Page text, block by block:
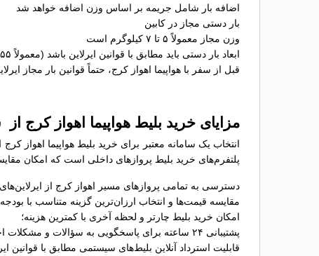
اضافه بار شامل جریمه بر اساس وزن اضافه خواهد شد
بار دستی مجاز در کابین
وزن مجاز معمولاً ۵ تا ۷ کیلوگرم است
ابعاد بار دستی باید مطابق با قوانین ایرلاین باشد (معمولاً ۵۵×۴۰×۲۳ سانتی‌متر)
قبل از سفر با هواپیما اهواز کرج، حتماً قوانین بار مجاز
مزایای خرید بلیط هواپیما اهواز کرج
انتخاب یک سامانه معتبر برای خرید بلیط هواپیما اهواز
پلتفرم‌های خرید بلیط پروازهای داخلی است که امکان
دسترسی به تمامی پروازهای مسیر اهواز کرج از
مقایسه قیمت‌ها و انتخاب ارزان‌ترین گزینه متناسب با
امکان خرید بلیط چارتر و لحظه آخری با کمترین هزینه؛
پشتیبانی ۲۴ ساعته برای پاسخگویی به سؤالات و مشکلات احتمالی؛
قابلیت استرداد آنلاین بلیط‌های سیستمی مطابق با قوانین